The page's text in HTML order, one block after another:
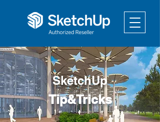
SketchUp
Tip&Tricks